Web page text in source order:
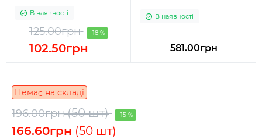
В наявності
125.00грн -18 %
102.50грн
В наявності
581.00грн
Немає на складі
196.00грн(50 шт) -15 %
166.60грн (50 шт)